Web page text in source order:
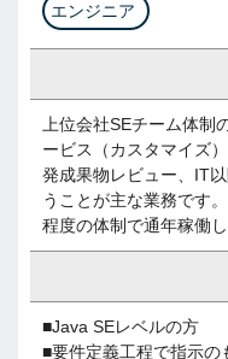
エンジニア
上位会社SEチーム体
ービス（カスタマイズ
発成果物レビュー、IT
うことが主な業務です
程度の体制で通年稼働し
■Java SEレベルの方
■要件定義工程で指示の